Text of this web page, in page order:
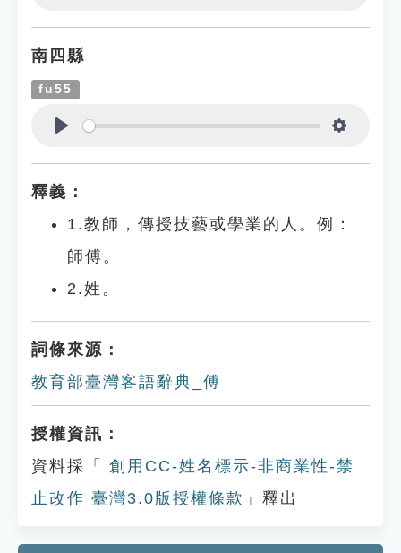
南四縣
fu55
釋義：
1.教師，傳授技藝或學業的人。例：
師傅。
2.姓。
詞條來源：
教育部臺灣客語辭典_傅
授權資訊：
資料採「
創用CC-姓名標示-非商業性-禁
止改作 臺灣3.0版授權條款 」釋出